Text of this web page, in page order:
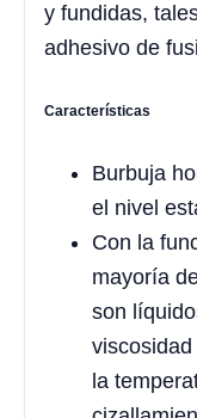
y fundidas,
adhesivo de
Características
Burbuja
el nivel
Con la
mayoría
son
la